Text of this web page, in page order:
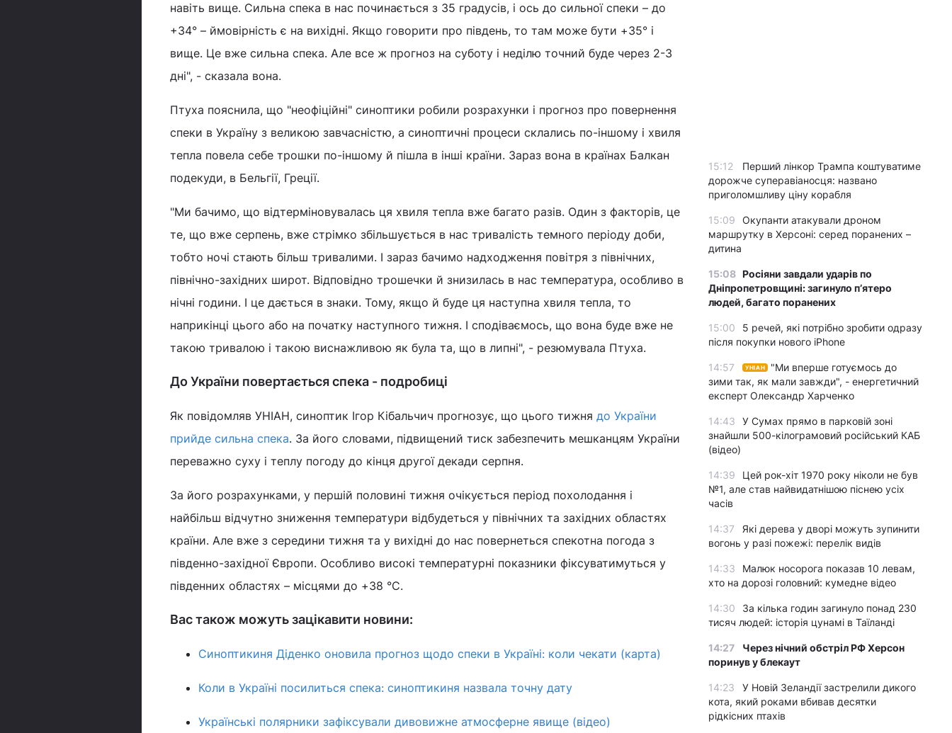
навіть вище. Сильна спека в нас починається з 35 градусів, і ось до сильної спеки – до
+34° – ймовірність є на вихідні. Якщо говорити про південь, то там може бути +35° і
вище. Це вже сильна спека. Але все ж прогноз на суботу і неділю точний буде через 2-3
дні", - сказала вона.
Птуха пояснила, що "неофіційні" синоптики робили розрахунки і прогноз про повернення
спеки в Україну з великою завчасністю, а синоптичні процеси склались по-іншому і хвиля
тепла повела себе трошки по-іншому й пішла в інші країни. Зараз вона в країнах Балкан
подекуди, в Бельгії, Греції.
"Ми бачимо, що відтерміновувалась ця хвиля тепла вже багато разів. Один з факторів, це
те, що вже серпень, вже стрімко збільшується в нас тривалість темного періоду доби,
тобто ночі стають більш тривалими. І зараз бачимо надходження повітря з північних,
північно-західних широт. Відповідно трошечки й знизилась в нас температура, особливо в
нічні години. І це дається в знаки. Тому, якщо й буде ця наступна хвиля тепла, то
наприкінці цього або на початку наступного тижня. І сподіваємось, що вона буде вже не
такою тривалою і такою виснажливою як була та, що в липні", - резюмувала Птуха.
До України повертається спека - подробиці
Як повідомляв УНІАН, синоптик Ігор Кібальчич прогнозує, що цього тижня до України
прийде сильна спека. За його словами, підвищений тиск забезпечить мешканцям України
переважно суху і теплу погоду до кінця другої декади серпня.
За його розрахунками, у першій половині тижня очікується період похолодання і
найбільш відчутно зниження температури відбудеться у північних та західних областях
країни. Але вже з середини тижня та у вихідні до нас повернеться спекотна погода з
південно-західної Європи. Особливо високі температурні показники фіксуватимуться у
південних областях – місцями до +38 °С.
Вас також можуть зацікавити новини:
Синоптикиня Діденко оновила прогноз щодо спеки в Україні: коли чекати (карта)
Коли в Україні посилиться спека: синоптикиня назвала точну дату
Українські полярники зафіксували дивовижне атмосферне явище (відео)
15:12
Перший лінкор Трампа коштуватиме
дорожче суперавіаносця: названо
приголомшливу ціну корабля
15:09
Окупанти атакували дроном
маршрутку в Херсоні: серед поранених –
дитина
15:08 Росіяни завдали ударів по
Дніпропетровщині: загинуло пʼятеро
людей, багато поранених
15:00
5 речей, які потрібно зробити одразу
після покупки нового iPhone
14:57 УНІАН
"Ми вперше готуємось до
зими так, як мали завжди", - енергетичний
експерт Олександр Харченко
14:43
У Сумах прямо в парковій зоні
знайшли 500-кілограмовий російський КАБ
(відео)
14:39
Цей рок-хіт 1970 року ніколи не був
№1, але став найвидатнішою піснею усіх
часів
14:37
Які дерева у дворі можуть зупинити
вогонь у разі пожежі: перелік видів
14:33
Малюк носорога показав 10 левам,
хто на дорозі головний: кумедне відео
14:30
За кілька годин загинуло понад 230
тисяч людей: історія цунамі в Таїланді
14:27
Через нічний обстріл РФ Херсон
поринув у блекаут
14:23
У Новій Зеландії застрелили дикого
кота, який роками вбивав десятки
рідкісних птахів